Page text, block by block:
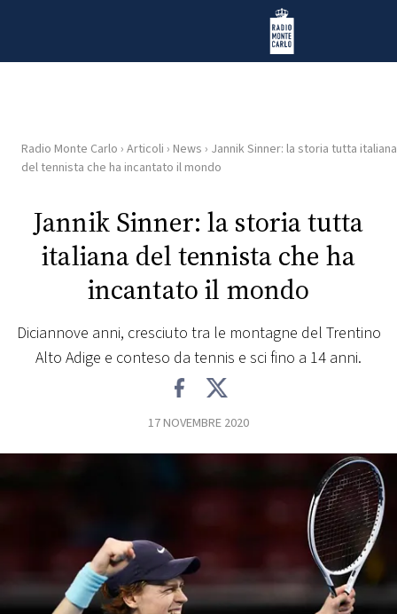
Radio Monte Carlo
HOME
RADIO
WEB
PLAYLIST
VIDEO
Radio Monte Carlo › Articoli › News › Jannik Sinner: la storia tutta italiana
del tennista che ha incantato il mondo
Jannik Sinner: la storia tutta
italiana del tennista che ha
incantato il mondo
Diciannove anni, cresciuto tra le montagne del Trentino
Alto Adige e conteso da tennis e sci fino a 14 anni.
17 NOVEMBRE 2020